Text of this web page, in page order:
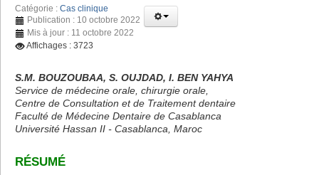
Catégorie : Cas clinique
Publication : 10 octobre 2022
Mis à jour : 11 octobre 2022
Affichages : 3723
S.M. BOUZOUBAA, S. OUJDAD, I. BEN YAHYA
Service de médecine orale, chirurgie orale,
Centre de Consultation et de Traitement dentaire
Faculté de Médecine Dentaire de Casablanca
Université Hassan II - Casablanca, Maroc
RÉSUMÉ